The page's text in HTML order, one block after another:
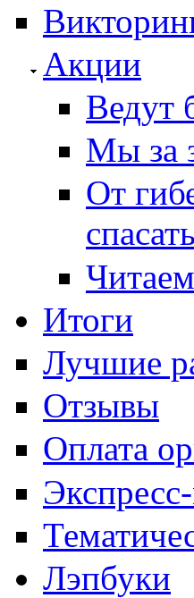
Акции
Ведут
Мы за
От
Итоги
Лучшие
Отзывы
Оплата
Лэпбуки